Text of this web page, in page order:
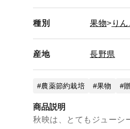
種別 果物 り
産地 長野県
農薬節約栽培 果物
商品説明
秋映は、とてもジューシ